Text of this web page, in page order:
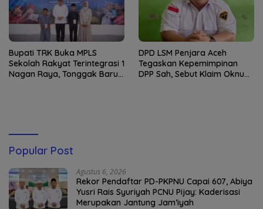
Bupati TRK Buka MPLS
Sekolah Rakyat Terintegrasi 1
Nagan Raya, Tonggak Baru
DPD LSM Penjara Aceh
Tegaskan Kepemimpinan
DPP Sah, Sebut Klaim Oknum
Popular Post
Agustus 6, 2026
Rekor Pendaftar PD-PKPNU Capai 607, Abiya
Yusri Rais Syuriyah PCNU Pijay: Kaderisasi
Merupakan Jantung Jam’iyah